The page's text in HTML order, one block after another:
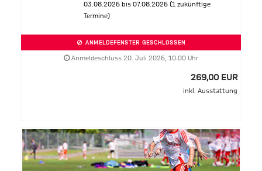
03.08.2026 bis 07.08.2026 (1 zukünftige
Termine)
ANMELDEFENSTER GESCHLOSSEN
Anmeldeschluss 20. Juli 2026, 10:00 Uhr
269,00 EUR
inkl. Ausstattung